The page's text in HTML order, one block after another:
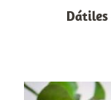
Dátiles